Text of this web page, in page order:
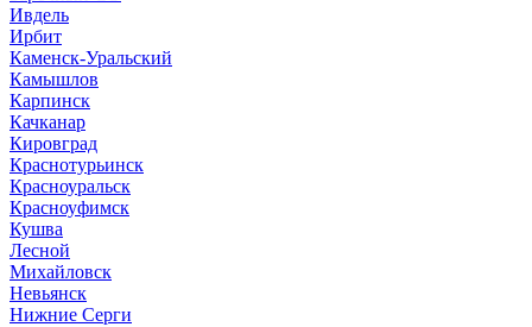
Ивдель
Ирбит
Каменск-Уральский
Камышлов
Карпинск
Качканар
Кировград
Краснотурьинск
Красноуральск
Красноуфимск
Кушва
Лесной
Михайловск
Невьянск
Нижние Серги